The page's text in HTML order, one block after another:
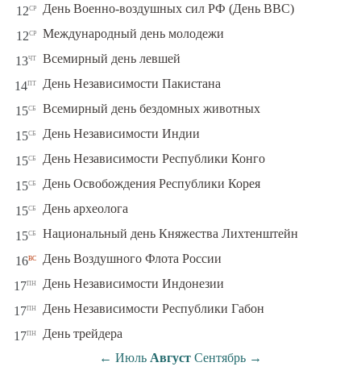
12ср День Военно-воздушных сил РФ (День ВВС)
12ср Международный день молодежи
13чт Всемирный день левшей
14пт День Независимости Пакистана
15сб Всемирный день бездомных животных
15сб День Независимости Индии
15сб День Независимости Республики Конго
15сб День Освобождения Республики Корея
15сб День археолога
15сб Национальный день Княжества Лихтенштейн
16вс День Воздушного Флота России
17пн День Независимости Индонезии
17пн День Независимости Республики Габон
17пн
День трейдера
← Июль Август Сентябрь →